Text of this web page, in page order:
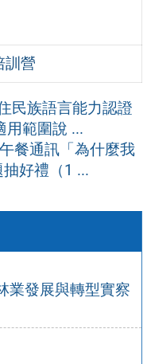
業發展與轉型實察
訓營
民族語言能力認證
用範圍說 ...
餐通訊「為什麼我
好禮（1 ...